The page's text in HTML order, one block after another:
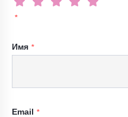
Имя
Email